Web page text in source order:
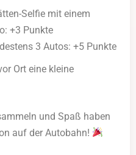
Selfie mit einem
+3 Punkte
3 Autos: +5 Punkte
Ort eine kleine
und Spaß haben
auf der Autobahn!